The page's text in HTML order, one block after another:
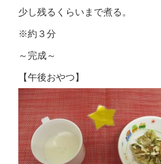
少し残るくらいまで煮る。
※約３分
～完成～
【午後おやつ】